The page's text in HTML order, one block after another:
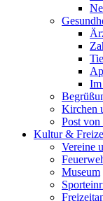
Kirchen
Post
Kultur &
Vereine
Museum